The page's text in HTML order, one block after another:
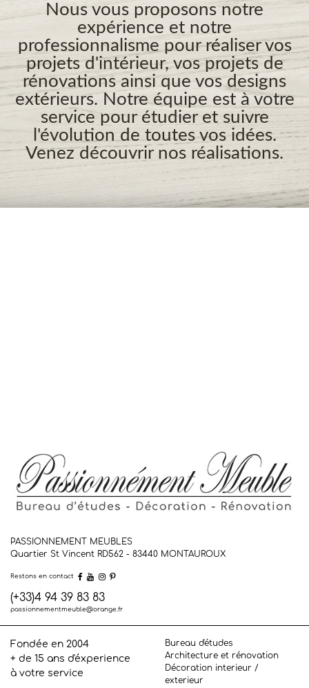
Nous vous proposons notre
expérience et notre
professionnalisme pour réaliser vos
projets d'intérieur, vos projets de
rénovations ainsi que vos designs
extérieurs. Notre équipe est à votre
service pour étudier et suivre
l'évolution de toutes vos idées.
Venez découvrir nos réalisations.
PASSIONNEMENT MEUBLES
Quartier St Vincent RD562 - 83440 MONTAUROUX
Restons en contact
(+33)4 94 39 83 83
passionnementmeuble@orange.fr
Fondée en 2004
+ de 15 ans d'éxperience
à votre service
Bureau d'études
Architecture et rénovation
Décoration interieur /
exterieur